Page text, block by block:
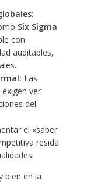
Six Sigma
con
auditables,
Las
ver
del
el «saber
resida
bien en la